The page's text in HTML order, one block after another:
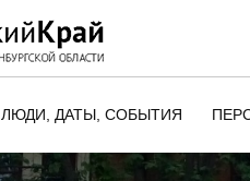
ЛЮДИ, ДАТЫ, CОБЫТИЯ
ЭТОТ ДЕНЬ В ИСТОРИИ